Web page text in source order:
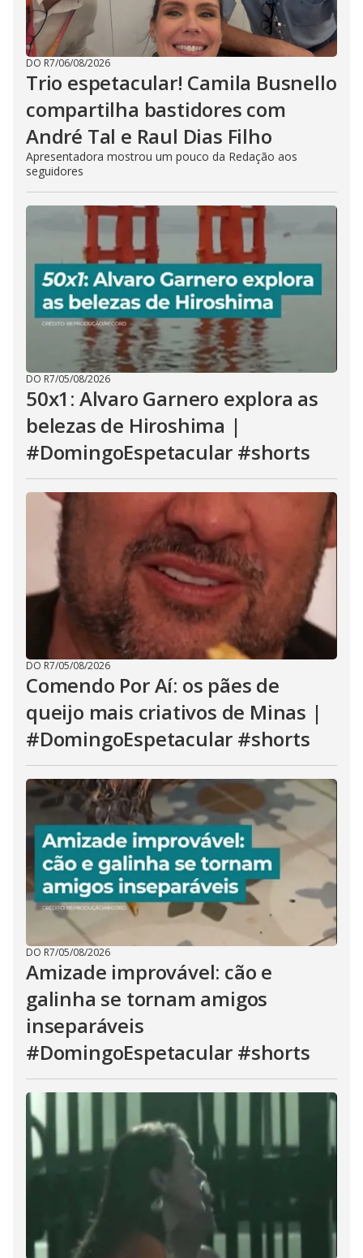
DO R7/06/08/2026
Trio espetacular! Camila Busnello
compartilha bastidores com
André Tal e Raul Dias Filho
Apresentadora mostrou um pouco da Redação aos
seguidores
DO R7/05/08/2026
50x1: Alvaro Garnero explora as
belezas de Hiroshima |
#DomingoEspetacular #shorts
DO R7/05/08/2026
Comendo Por Aí: os pães de
queijo mais criativos de Minas |
#DomingoEspetacular #shorts
DO R7/05/08/2026
Amizade improvável: cão e
galinha se tornam amigos
inseparáveis
#DomingoEspetacular #shorts